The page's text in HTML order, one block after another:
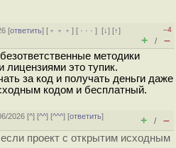
[ответить] [ ﹢﹢﹢] [ · · ·][↓] [↑]
–4
+ / –
методики
лицензиями это тупик.
за код и получать деньги даже
кодом и бесплатный.
2026 [^] [^^] [^^^] [ответить]
+ / –
проект с открытим исходным